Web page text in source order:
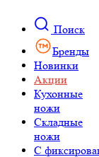
Поиск
Бренды
Новинки
Акции
Кухонные
ножи
Складные
ножи
C